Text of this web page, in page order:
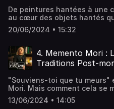
Salon Fantôme © Gate 23
Audiomeans. Visitez
confidentialite pour plus
De peintures hantées à une
au cœur des objets hantés
narration par Sandy
Dailler.Music / Sound
ProductionHébergé par
audiomeans.fr/politique-de-
d'informations.
20/06/2024 • 15:32
4. Memento Mori :
Traditions Post-
"Souviens-toi que tu
Mori. Mais comment cela se
siècles passés ? Des photos
à partir de cheveux de
13/06/2024 • 14:05